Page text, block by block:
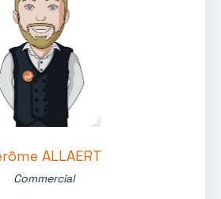
ALLAERT
Commercial